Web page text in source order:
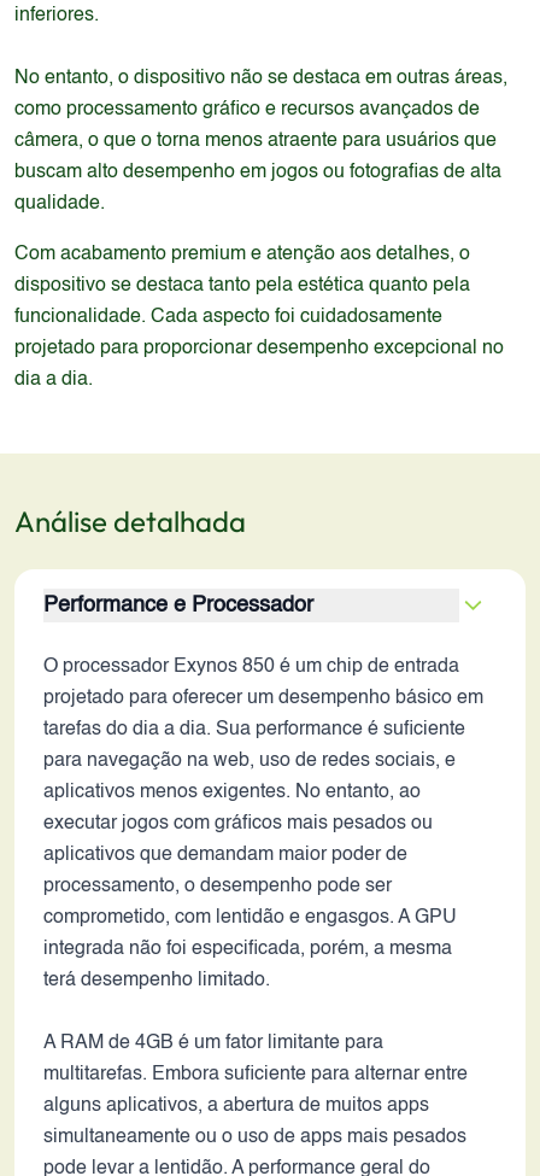
inferiores.
No entanto, o dispositivo não se destaca em outras áreas,
como processamento gráfico e recursos avançados de
câmera, o que o torna menos atraente para usuários que
buscam alto desempenho em jogos ou fotografias de alta
qualidade.
Com acabamento premium e atenção aos detalhes, o
dispositivo se destaca tanto pela estética quanto pela
funcionalidade. Cada aspecto foi cuidadosamente
projetado para proporcionar desempenho excepcional no
dia a dia.
Análise detalhada
Performance e Processador
O processador Exynos 850 é um chip de entrada
projetado para oferecer um desempenho básico em
tarefas do dia a dia. Sua performance é suficiente
para navegação na web, uso de redes sociais, e
aplicativos menos exigentes. No entanto, ao
executar jogos com gráficos mais pesados ou
aplicativos que demandam maior poder de
processamento, o desempenho pode ser
comprometido, com lentidão e engasgos. A GPU
integrada não foi especificada, porém, a mesma
terá desempenho limitado.
A RAM de 4GB é um fator limitante para
multitarefas. Embora suficiente para alternar entre
alguns aplicativos, a abertura de muitos apps
simultaneamente ou o uso de apps mais pesados
pode levar a lentidão. A performance geral do